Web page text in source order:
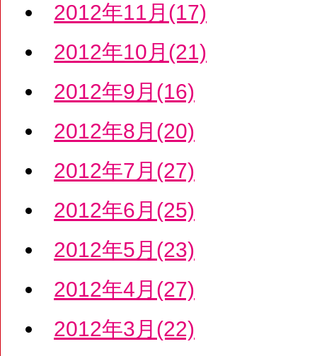
2012年11月(17)
2012年10月(21)
2012年9月(16)
2012年8月(20)
2012年7月(27)
2012年6月(25)
2012年5月(23)
2012年4月(27)
2012年3月(22)